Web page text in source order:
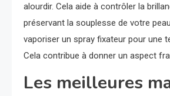
alourdir. Cela aide à contrôler la
préservant la souplesse de votre
vaporiser un spray fixateur pour une
Cela contribue à donner un aspect
Les meilleures